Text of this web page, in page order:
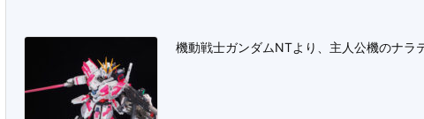
機動戦士ガンダムNTより、主人公機のナラ